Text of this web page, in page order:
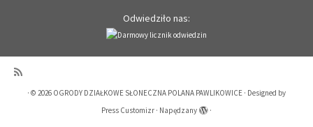
Odwiedziło nas:
· © 2026 OGRODY DZIAŁKOWE SŁONECZNA POLANA PAWLIKOWICE · Designed by
Press Customizr · Napędzany ·